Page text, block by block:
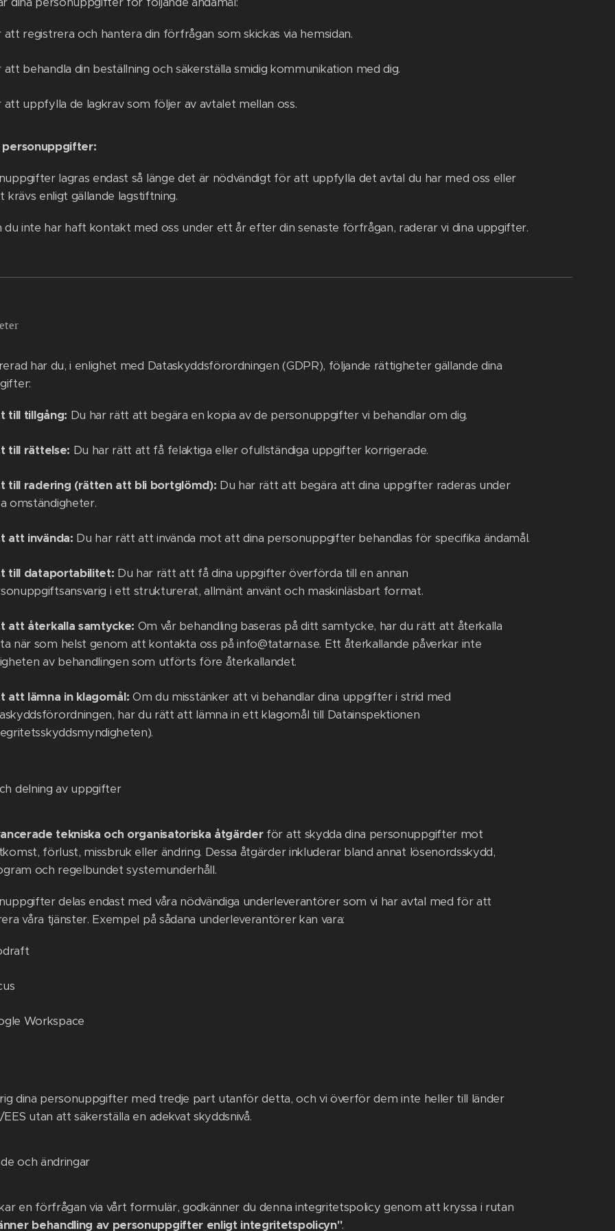
att registrera och hantera din förfrågan som skickas via hemsidan.
att behandla din beställning och säkerställa smidig kommunikation med dig.
att uppfylla de lagkrav som följer av avtalet mellan oss.
personuppgifter:
lagras endast så länge det är nödvändigt för att uppfylla det avtal du har med oss eller
krävs enligt gällande lagstiftning.
du inte har haft kontakt med oss under ett år efter din senaste förfrågan, raderar vi dina uppgifter.
har du, i enlighet med Dataskyddsförordningen (GDPR), följande rättigheter gällande dina
till tillgång: Du har rätt att begära en kopia av de personuppgifter vi behandlar om dig.
till rättelse: Du har rätt att få felaktiga eller ofullständiga uppgifter korrigerade.
till radering (rätten att bli bortglömd): Du har rätt att begära att dina uppgifter raderas under
omständigheter.
att invända: Du har rätt att invända mot att dina personuppgifter behandlas för specifika ändamål.
till dataportabilitet: Du har rätt att få dina uppgifter överförda till en annan
i ett strukturerat, allmänt använt och maskinläsbart format.
att återkalla samtycke: Om vår behandling baseras på ditt samtycke, har du rätt att återkalla
när som helst genom att kontakta oss på info@tatarna.se. Ett återkallande påverkar inte
av behandlingen som utförts före återkallandet.
att lämna in klagomål: Om du misstänker att vi behandlar dina uppgifter i strid med
har du rätt att lämna in ett klagomål till Datainspektionen
delning av uppgifter
tekniska och organisatoriska åtgärderför att skydda dina personuppgifter mot
förlust, missbruk eller ändring. Dessa åtgärder inkluderar bland annat lösenordsskydd,
och regelbundet systemunderhåll.
delas endast med våra nödvändiga underleverantörer som vi har avtal med för att
våra tjänster. Exempel på sådana underleverantörer kan vara:
Workspace
dina personuppgifter med tredje part utanför detta, och vi överför dem inte heller till länder
utan att säkerställa en adekvat skyddsnivå.
och ändringar
en förfrågan via vårt formulär, godkänner du denna integritetspolicy genom att kryssa i rutan
behandling av personuppgifter enligt integritetspolicyn".